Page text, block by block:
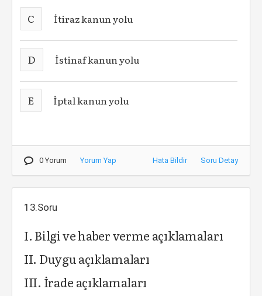
C İtiraz kanun yolu
D İstinaf kanun yolu
E İptal kanun yolu
0 Yorum Yorum Yap Hata Bildir Soru Detay
13.Soru
I. Bilgi ve haber verme açıklamaları
II. Duygu açıklamaları
III. İrade açıklamaları